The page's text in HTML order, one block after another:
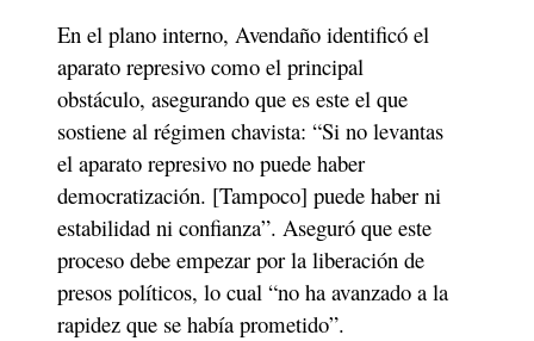
En el plano interno, Avendaño identificó el
aparato represivo como el principal
obstáculo, asegurando que es este el que
sostiene al régimen chavista: “Si no levantas
el aparato represivo no puede haber
democratización. [Tampoco] puede haber ni
estabilidad ni confianza”. Aseguró que este
proceso debe empezar por la liberación de
presos políticos, lo cual “no ha avanzado a la
rapidez que se había prometido”.